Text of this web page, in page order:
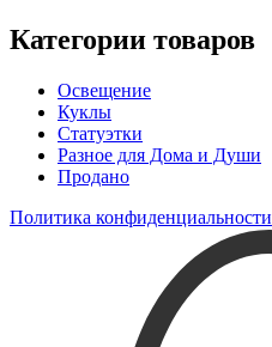
Категории товаров
Освещение
Куклы
Статуэтки
Разное для Дома и Души
Продано
Политика конфиденциальности